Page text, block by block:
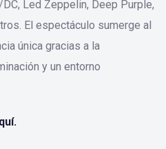
Led Zeppelin, Deep Purple,
El espectáculo sumerge al
única gracias a la
y un entorno